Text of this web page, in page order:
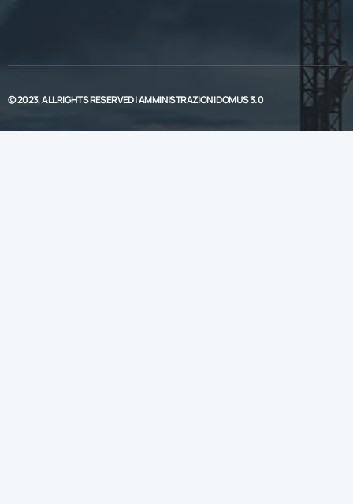
© 2023, ALL RIGHTS RESERVED |AMMINISTRAZIONI DOMUS 3.0